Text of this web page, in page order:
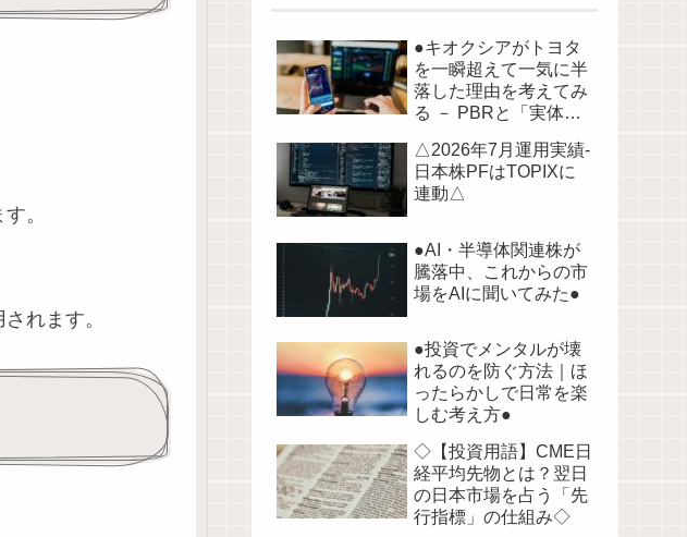
。
れます。
●キオクシアがトヨタ
を一瞬超えて一気に半
落した理由を考えてみ
る － PBRと「実体資
の構造●
△2026年7月運用実績-
日本株PFはTOPIXに
連動△
●AI・半導体関連株が
騰落中、これからの市
場をAIに聞いてみた●
●投資でメンタルが壊
れるのを防ぐ方法｜ほ
ったらかしで日常を楽
しむ考え方●
◇【投資用語】CME日
経平均先物とは？翌日
の日本市場を占う「先
行指標」の仕組み◇